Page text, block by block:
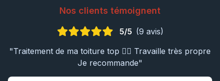
Nos clients témoignent
5/5 (9 avis)
"Traitement de ma toiture top 👍🏼 Travaille très propre
Je recommande"